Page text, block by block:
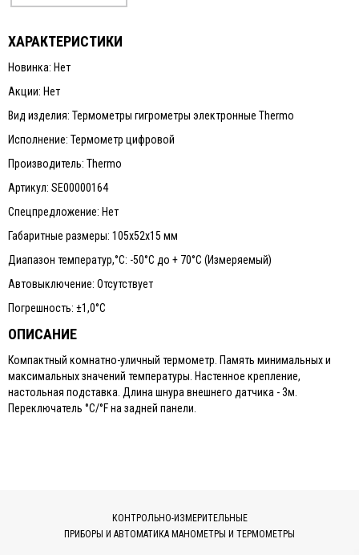
ХАРАКТЕРИСТИКИ
Новинка: Нет
Акции: Нет
Вид изделия: Термометры гигрометры электронные Thermo
Исполнение: Термометр цифровой
Производитель: Thermo
Артикул: SE00000164
Спецпредложение: Нет
Габаритные размеры: 105х52х15 мм
Диапазон температур,°С: -50°C до + 70°C (Измеряемый)
Автовыключение: Отсутствует
Погрешность: ±1,0°С
ОПИСАНИЕ
Компактный комнатно-уличный термометр. Память минимальных и
максимальных значений температуры. Настенное крепление,
настольная подставка. Длина шнура внешнего датчика - 3м.
Переключатель °C/°F на задней панели.
КОНТРОЛЬНО-ИЗМЕРИТЕЛЬНЫЕ
ПРИБОРЫ И АВТОМАТИКА МАНОМЕТРЫ И ТЕРМОМЕТРЫ